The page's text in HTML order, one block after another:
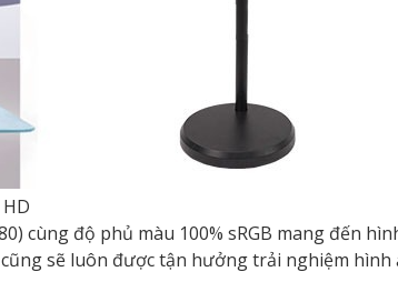
cùng độ phủ màu 100% sRGB mang đến
sẽ luôn được tận hưởng trải nghiệm